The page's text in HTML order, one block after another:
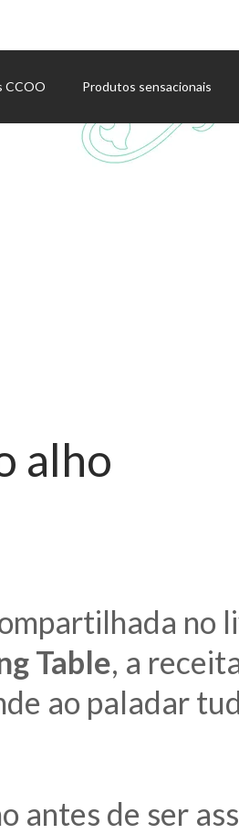
CCOO Produtos sensacionais
alho
no
Table, a
ao paladar
antes de ser